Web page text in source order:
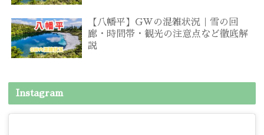
【八幡平】GWの混雑状況｜雪の回
廊・時間帯・観光の注意点など徹底解
説
Instagram